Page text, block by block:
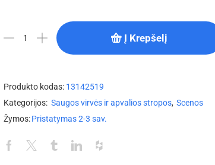
Į Krepšelį
Produkto kodas: 13142519
Kategorijos: Saugos virvės ir apvalios stropos, Scenos
Žymos:Pristatymas 2-3 sav.